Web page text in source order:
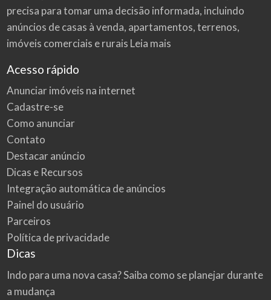
precisa para tomar uma decisão informada, incluindo
anúncios de casas à venda, apartamentos, terrenos,
imóveis comerciais e rurais Leia mais
Acesso rápido
Anunciar imóveis na internet
Cadastre-se
Como anunciar
Contato
Destacar anúncio
Dicas e Recursos
Integração automática de anúncios
Painel do usuário
Parceiros
Política de privacidade
Dicas
Indo para uma nova casa? Saiba como se planejar durante
a mudança